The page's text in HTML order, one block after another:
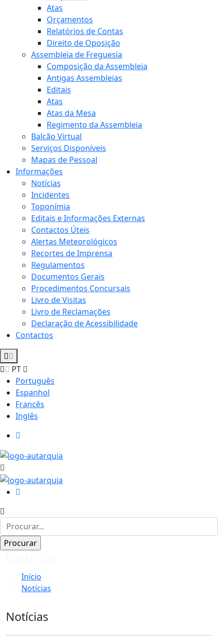
Atas
Orçamentos
Relatórios de Contas
Direito de Oposição
Assembleia de Freguesia
Composição da Assembleia
Antigas Assembleias
Editais
Atas
Atas da Mesa
Regimento da Assembleia
Balcão Virtual
Serviços Disponíveis
Mapas de Pessoal
Informações
Notícias
Incidentes
Toponímia
Editais e Informações Externas
Contactos Úteis
Alertas Meteorológicos
Recortes de Imprensa
Regulamentos
Documentos Gerais
Procedimentos Concursais
Livro de Visitas
Livro de Reclamações
Declaração de Acessibilidade
Contactos
PT
Português
Espanhol
Francês
Inglês
Início
Notícias
Notícias